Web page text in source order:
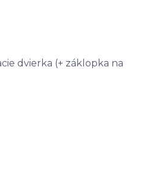
dvierka (+ záklopka na